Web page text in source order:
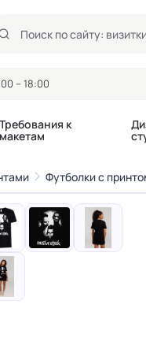
– 18:00
игры, колоды
Требования к
макетам
Футболки с
›
1/12